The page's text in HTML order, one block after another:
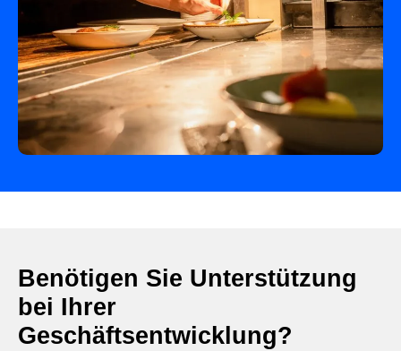
Benötigen Sie Unterstützung
bei Ihrer
Geschäftsentwicklung?